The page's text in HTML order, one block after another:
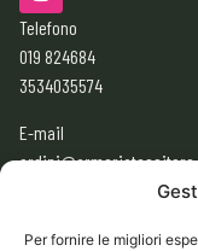
Per fornire le migliori
Telefono
019 824684
3534035574
E-mail